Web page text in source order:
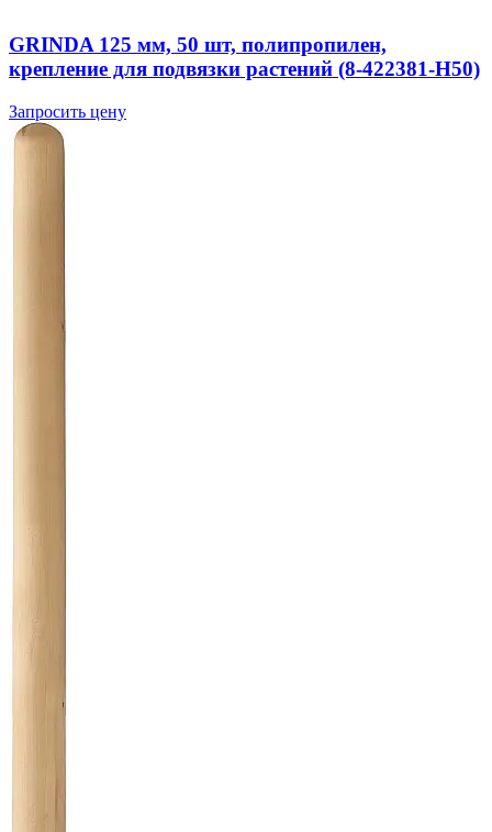
GRINDA 125 мм, 50 шт, полипропилен,
крепление для подвязки растений (8-422381-H50)
Запросить цену